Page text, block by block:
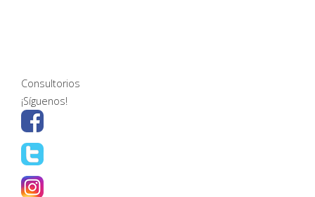
Consultorios
¡Síguenos!